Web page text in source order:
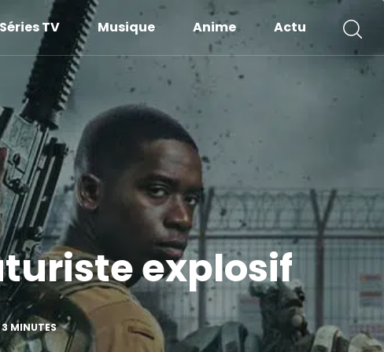
Séries TV Musique Anime Actu
explosif
3 MINUTES